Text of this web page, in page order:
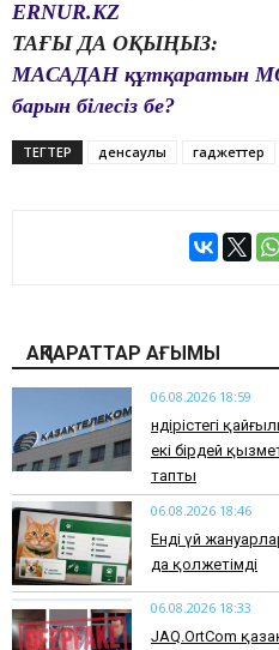
ERNUR.KZ
ТАҒЫ ДА ОҚЫҢЫЗ:
МАСАДАН құтқаратын
барын білесіз бе?
ТЕГТЕР денсаулық гаджеттер
АҚПАРАТТАР АҒЫМЫ
06.08.2026 18:59
Өндірістегі
екі бірдей
тапты
06.08.2026 18:46
Енді үй
да қолжетімді
06.08.2026 18:33
JAQ.OrtCom